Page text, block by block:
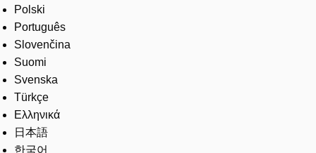
Polski
Português
Slovenčina
Suomi
Svenska
Türkçe
Ελληνικά
日本語
한국어